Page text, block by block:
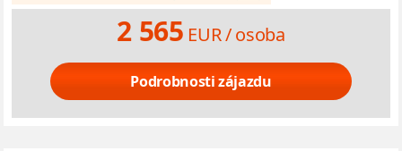
2 565 EUR /osoba
Podrobnosti zájazdu